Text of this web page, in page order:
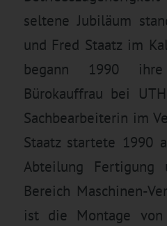
seltene Jubiläum
und Fred Staatz im
begann 1990
Bürokauffrau bei
Sachbearbeiterin im
Staatz startete 1990
Abteilung
Bereich Maschinen-
ist die Montage von